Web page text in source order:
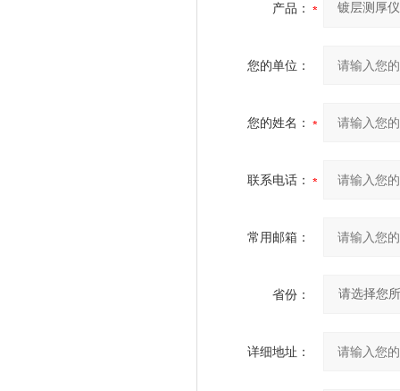
产品：
您的单位：
您的姓名：
联系电话：
常用邮箱：
省份：
详细地址：